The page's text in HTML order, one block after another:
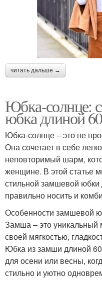
читать дальше →
Юбка-солнце:
юбка длиной
Юбка-солнце – это не
Она сочетает в себе
неповторимый шарм,
женщине. В этой статье
стильной замшевой юбки
правильно носить и
Особенности замшевой
Замша – это уникальный
своей мягкостью,
Юбка из замши длиной
для осени или весны,
стильно и уютно